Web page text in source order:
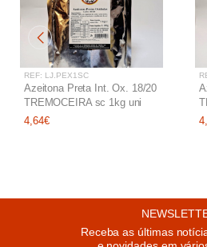
REF: LJ.PEX1SC
Azeitona Preta Int. Ox. 18/20
TREMOCEIRA sc 1kg uni
4,64€
Receba as últimas